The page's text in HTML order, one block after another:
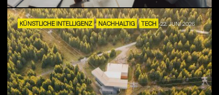
KÜNSTLICHE INTELLIGENZ NACHHALTIG TECH 22. JUNI 2026